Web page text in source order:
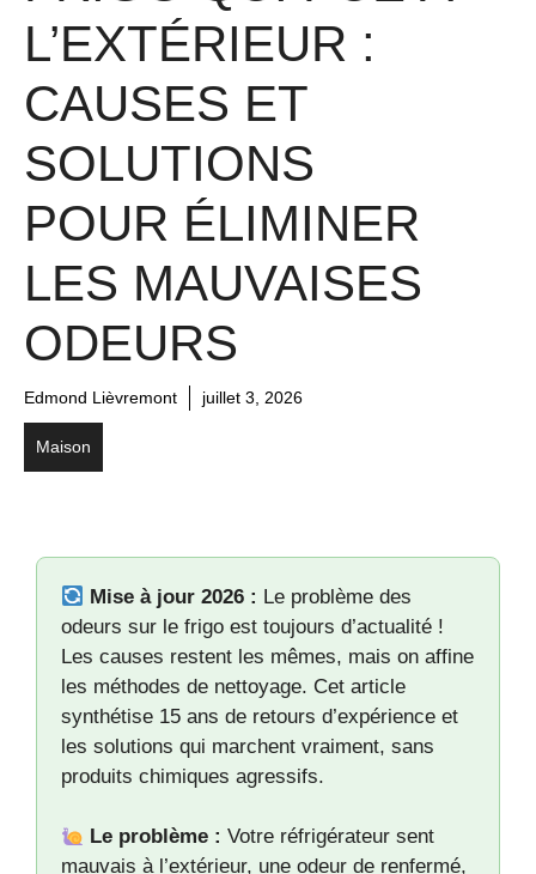
L’EXTÉRIEUR :
CAUSES ET
SOLUTIONS
POUR ÉLIMINER
LES MAUVAISES
ODEURS
Edmond Lièvremont juillet 3, 2026
Maison
Mise à jour 2026 : Le problème des
odeurs sur le frigo est toujours d’actualité !
Les causes restent les mêmes, mais on affine
les méthodes de nettoyage. Cet article
synthétise 15 ans de retours d’expérience et
les solutions qui marchent vraiment, sans
produits chimiques agressifs.
Le problème : Votre réfrigérateur sent
mauvais à l’extérieur, une odeur de renfermé,